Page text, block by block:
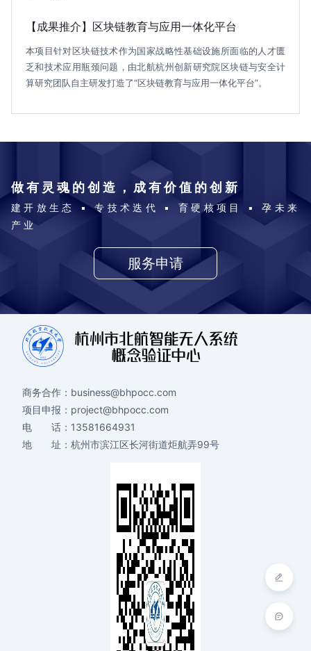
【成果推介】区块链教育与应用一体化平台
本项目针对区块链技术作为国家战略性基础设施所面临的人才匮
乏和技术应用瓶颈问题，由北航杭州创新研究院区块链与安全计
算研究团队自主研发打造了“区块链教育与应用一体化平台”。
做有灵魂的创造，成有价值的创新
建开放生态 ▪ 专技术迭代 ▪ 育硬核项目 ▪ 孕未来
产业
服务申请
商务合作： business@bhpocc.com
项目申报： project@bhpocc.com
电 话： 13581664931
地 址： 杭州市滨江区长河街道炬航弄99号